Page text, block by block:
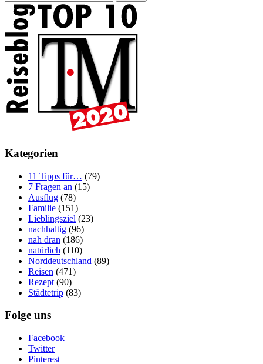
Kategorien
11 Tipps für… (79)
7 Fragen an (15)
Ausflug (78)
Familie (151)
Lieblingsziel (23)
nachhaltig (96)
nah dran (186)
natürlich (110)
Norddeutschland (89)
Reisen (471)
Rezept (90)
Städtetrip (83)
Folge uns
Facebook
Twitter
Pinterest